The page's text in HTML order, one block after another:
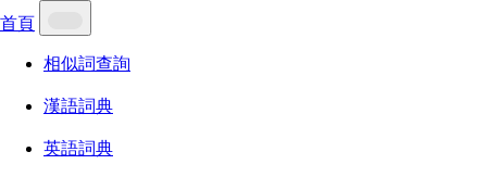
首頁
相似詞查詢
漢語詞典
英語詞典